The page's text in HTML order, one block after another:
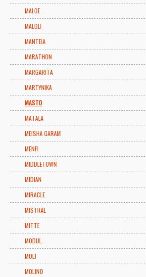
MALOE
MALOLI
MANTEIA
MARATHON
MARGARITA
MARTYNIKA
MASTO
MATALA
MEISHA GARAM
MENFI
MIDDLETOWN
MIDIAN
MIRACLE
MISTRAL
MITTE
MODUL
MOLI
MOLINO